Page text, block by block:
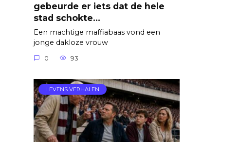
gebeurde er iets dat de hele
stad schokte…
Een machtige maffiabaas vond een
jonge dakloze vrouw
0 93
LEVENS VERHALEN